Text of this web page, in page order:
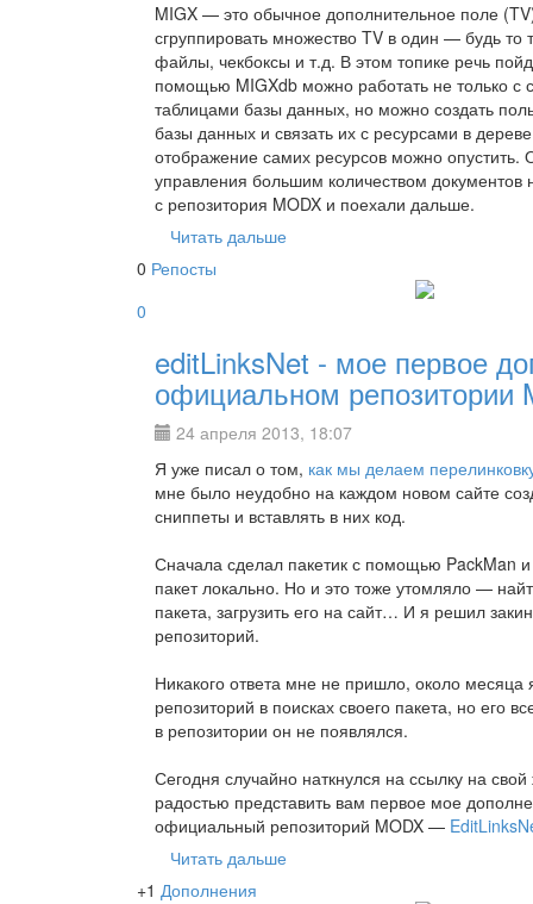
MIGX — это обычное дополнительное поле
сгруппировать множество TV в один — будь то
файлы, чекбоксы и т.д. В этом топике речь
помощью MIGXdb можно работать не только
таблицами базы данных, но можно создать
базы данных и связать их с ресурсами в
отображение самих ресурсов можно опустить.
управления большим количеством документов
с репозитория MODX и поехали дальше.
Читать дальше
0 Репосты
0
editLinksNet - мое первое
официальном репозитории
24 апреля 2013, 18:07
Я уже писал о том, как мы делаем
мне было неудобно на каждом новом сайте
сниппеты и вставлять в них код.
Сначала сделал пакетик с помощью PackMan и
пакет локально. Но и это тоже утомляло —
пакета, загрузить его на сайт… И я решил
репозиторий.
Никакого ответа мне не пришло, около месяца
репозиторий в поисках своего пакета, но его
в репозитории он не появлялся.
Сегодня случайно наткнулся на ссылку на
радостью представить вам первое мое
официальный репозиторий MODX —
Читать дальше
+1 Дополнения